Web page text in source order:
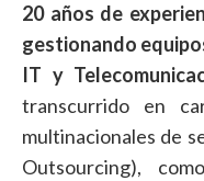
20 años de
gestionando
IT y
transcurrido en
multinacionales de
Outsourcing),